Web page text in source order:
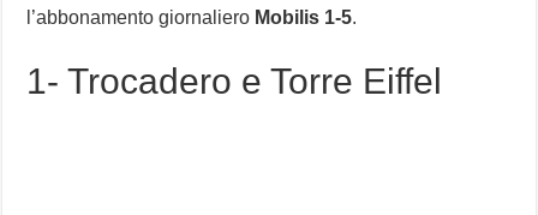
l’abbonamento giornaliero Mobilis 1-5.
1- Trocadero e Torre Eiffel